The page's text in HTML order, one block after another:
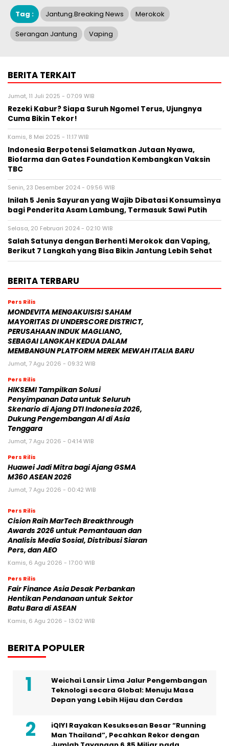
Tag : Jantung.Breaking News Merokok
Serangan Jantung Vaping
BERITA TERKAIT
Jumat, 11 Juli 2025 - 07:09 WIB
Rezeki Kabur? Siapa Suruh Ngomel Terus, Ujungnya
Cuma Bikin Tekor!
Kamis, 8 Mei 2025 - 11:17 WIB
Indonesia Berpotensi Selamatkan Jutaan Nyawa,
Biofarma dan Gates Foundation Kembangkan Vaksin
TBC
Senin, 23 Desember 2024 - 09:56 WIB
Inilah 5 Jenis Sayuran yang Wajib Dibatasi Konsumsìnya
bagi Penderita Asam Lambung, Termasuk Sawi Putih
Selasa, 20 Februari 2024 - 02:10 WIB
Salah Satunya dengan Berhenti Merokok dan Vaping,
Berikut 7 Langkah yang Bisa Bikin Jantung Lebih Sehat
BERITA TERBARU
Pers Rilis
MONDEVITA MENGAKUISISI SAHAM
MAYORITAS DI UNDERSCORE DISTRICT,
PERUSAHAAN INDUK MAGLIANO,
SEBAGAI LANGKAH KEDUA DALAM
MEMBANGUN PLATFORM MEREK MEWAH ITALIA BARU
Jumat, 7 Agu 2026 - 09:32 WIB
Pers Rilis
HIKSEMI Tampilkan Solusi
Penyimpanan Data untuk Seluruh
Skenario di Ajang DTI Indonesia 2026,
Dukung Pengembangan AI di Asia
Tenggara
Jumat, 7 Agu 2026 - 04:14 WIB
Pers Rilis
Huawei Jadi Mitra bagi Ajang GSMA
M360 ASEAN 2026
Jumat, 7 Agu 2026 - 00:42 WIB
Pers Rilis
Cision Raih MarTech Breakthrough
Awards 2026 untuk Pemantauan dan
Analisis Media Sosial, Distribusi Siaran
Pers, dan AEO
Kamis, 6 Agu 2026 - 17:00 WIB
Pers Rilis
Fair Finance Asia Desak Perbankan
Hentikan Pendanaan untuk Sektor
Batu Bara di ASEAN
Kamis, 6 Agu 2026 - 13:02 WIB
BERITA POPULER
Weichai Lansir Lima Jalur Pengembangan
Teknologi secara Global: Menuju Masa
Depan yang Lebih Hijau dan Cerdas
iQIYI Rayakan Kesuksesan Besar “Running
Man Thailand”, Pecahkan Rekor dengan